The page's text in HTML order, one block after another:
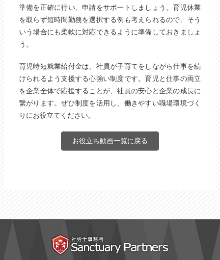
準備を正確に行い、申請をサポートしましょう。育児休業
を取らず短時間勤務を選択する例も考えられるので、そう
いう場合にも柔軟に対応できるように準備しておきましょ
う。
育児時短就業給付金は、社員が子育てをしながら仕事を続
けられるよう支援する心強い制度です。育児と仕事の両立
を企業全体で応援することが、社員の安心と企業の成長に
繋がります。ぜひ制度を活用し、働きやすい職場環境づく
りにお役立てください。
お役立ち動画一覧に戻る